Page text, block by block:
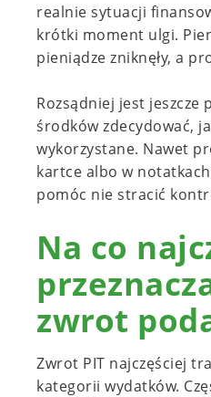
realnie sytuacji
krótki moment ulgi.
pieniądze zniknęły, a
Rozsądniej jest jeszcze
środków zdecydować,
wykorzystane. Nawet
kartce albo w
pomóc nie stracić
Na co
zwrot
Zwrot PIT najczęściej
kategorii wydatków.